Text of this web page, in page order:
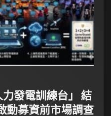
力發電訓練台」 結
動募資前市場調查